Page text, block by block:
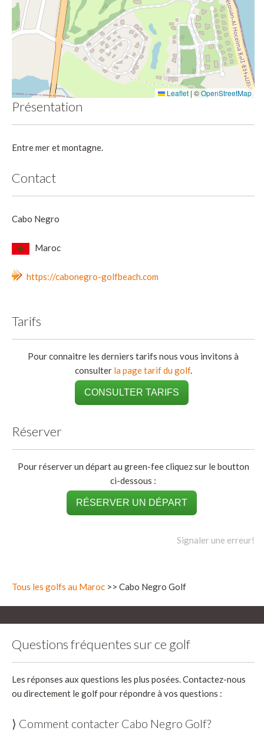
Leaflet | ©OpenStreetMap
Présentation
Entre mer et montagne.
Contact
Cabo Negro
Maroc
https://cabonegro-golfbeach.com
Tarifs
Pour connaitre les derniers tarifs nous vous invitons à
consulter la page tarif du golf.
CONSULTER TARIFS
Réserver
Pour réserver un départ au green-fee cliquez sur le boutton
ci-dessous :
RÉSERVER UN DÉPART
Signaler une erreur!
Tous les golfs au Maroc >> Cabo Negro Golf
Questions fréquentes sur ce golf
Les réponses aux questions les plus posées. Contactez-nous
ou directement le golf pour répondre à vos questions :
⟩ Comment contacter Cabo Negro Golf?